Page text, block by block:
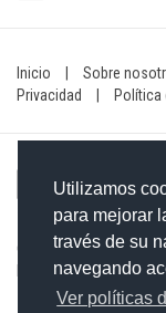
Utilizamos
para mejorar
través de su
navegando
Ver políticas
Inicio Sobre
Privacidad
Política
Contacto: 849-754-
Email: